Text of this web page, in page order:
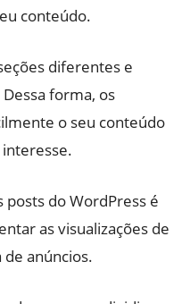
conteúdo.
diferentes e
forma, os
o seu conteúdo
do WordPress é
as visualizações de
anúncios.